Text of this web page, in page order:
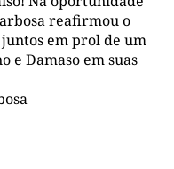
reafirmou o
em prol de um
e Damaso em suas